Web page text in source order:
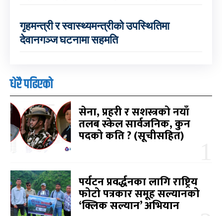
गृहमन्त्री र स्वास्थ्यमन्त्रीको उपस्थितिमा
देवानगञ्ज घटनामा सहमति
धेरै पढिएको
सेना, प्रहरी र सशस्त्रको नयाँ
तलब स्केल सार्वजनिक, कुन
पदको कति ? (सूचीसहित)
पर्यटन प्रवर्द्धनका लागि राष्ट्रिय
फोटो पत्रकार समूह सल्यानको
‘क्लिक सल्यान’ अभियान